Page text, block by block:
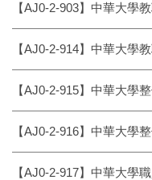
【AJ0-2-903】中華大學
【AJ0-2-914】中華大學
【AJ0-2-915】中華大學
【AJ0-2-916】中華大學
【AJ0-2-917】中華大學